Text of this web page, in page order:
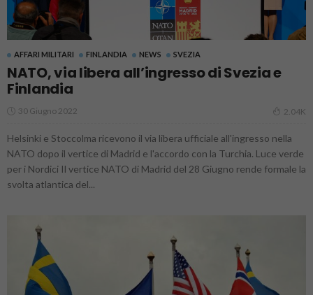
AFFARI MILITARI FINLANDIA NEWS SVEZIA
NATO, via libera all’ingresso di Svezia e
Finlandia
30 Giugno 2022 2.04K
Helsinki e Stoccolma ricevono il via libera ufficiale all'ingresso nella
NATO dopo il vertice di Madrid e l'accordo con la Turchia. Luce verde
per i Nordici Il vertice NATO di Madrid del 28 Giugno rende formale la
svolta atlantica del...